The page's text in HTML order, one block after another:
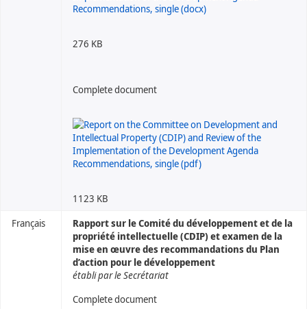
276 KB
Complete document
1123 KB
Français
Rapport sur le Comité du développement et de la
propriété intellectuelle (CDIP) et examen de la
mise en œuvre des recommandations du Plan
d’action pour le développement
établi par le Secrétariat
Complete document